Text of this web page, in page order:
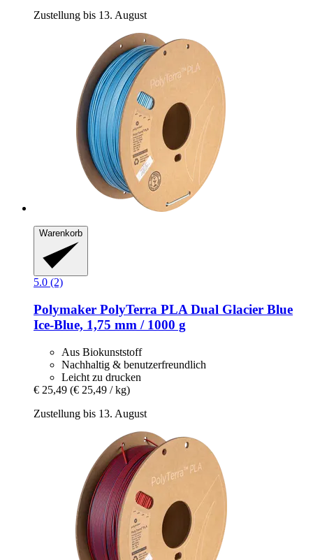
Zustellung bis 13. August
Warenkorb
5.0 (2)
Polymaker PolyTerra PLA Dual Glacier Blue
Ice-​Blue, 1,75 mm / 1000 g
Aus Biokunststoff
Nachhaltig & benutzerfreundlich
Leicht zu drucken
€ 25,49 (€ 25,49 / kg)
Zustellung bis 13. August